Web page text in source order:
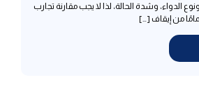
الدواء، وشدة الحالة، لذا لا يجب مقارنة تجارب
من إيقاف […]